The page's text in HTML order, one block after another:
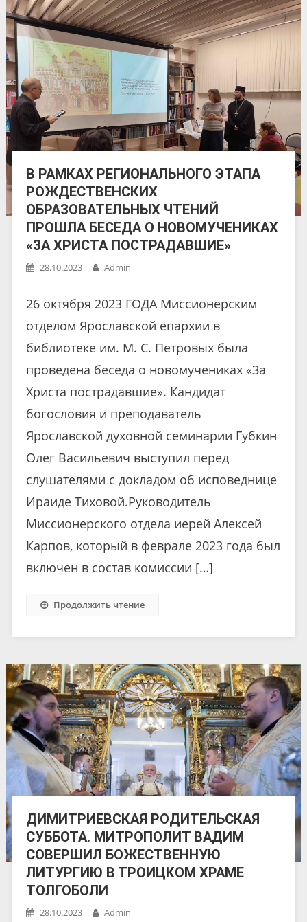
В РАМКАХ РЕГИОНАЛЬНОГО ЭТАПА
РОЖДЕСТВЕНСКИХ
ОБРАЗОВАТЕЛЬНЫХ ЧТЕНИЙ
ПРОШЛА БЕСЕДА О НОВОМУЧЕНИКАХ
«ЗА ХРИСТА ПОСТРАДАВШИЕ»
28.10.2023 Admin
26 октября 2023 ГОДА Миссионерским
отделом Ярославской епархии в
библиотеке им. М. С. Петровых была
проведена беседа о новомучениках «За
Христа пострадавшие». Кандидат
богословия и преподаватель
Ярославской духовной семинарии Губкин
Олег Васильевич выступил перед
слушателями с докладом об исповеднице
Ираиде Тиховой.Руководитель
Миссионерского отдела иерей Алексей
Карпов, который в феврале 2023 года был
включен в состав комиссии […]
Продолжить чтение
ДИМИТРИЕВСКАЯ РОДИТЕЛЬСКАЯ
СУББОТА. МИТРОПОЛИТ ВАДИМ
СОВЕРШИЛ БОЖЕСТВЕННУЮ
ЛИТУРГИЮ В ТРОИЦКОМ ХРАМЕ
ТОЛГОБОЛИ
28.10.2023 Admin